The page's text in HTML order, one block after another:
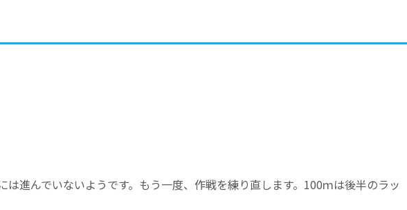
進んでいないようです。もう一度、作戦を練り直します。100ｍは後半のラッ